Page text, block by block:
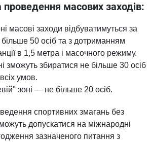
проведення масових заходів:
масові заходи відбуватимуться за
50 осіб та з дотриманням
в 1,5 метра і масочного режиму.
зможуть збиратися не більше 30 осіб
умов.
зоні — не більше 20 осіб.
спортивних змагань без
допускатися на міжнародні
зазначеного питання з